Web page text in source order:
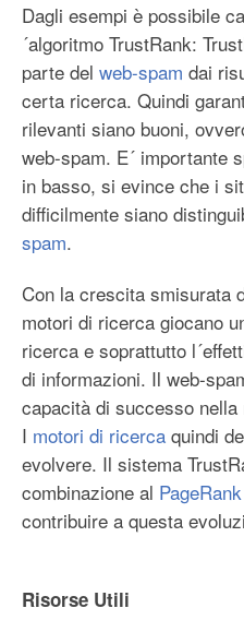
Dagli esempi è possibile
´algoritmo TrustRank:
parte del web-spam dai
certa ricerca. Quindi
rilevanti siano buoni,
web-spam. E´ importante
in basso, si evince che i
difficilmente siano
spam.
Con la crescita smisurata
motori di ricerca giocano
ricerca e soprattutto
di informazioni. Il web-
capacità di successo
I motori di ricerca quindi
evolvere. Il sistema
combinazione al PageRank
contribuire a questa
Risorse Utili